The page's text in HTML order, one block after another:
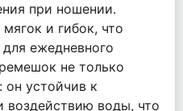
при ношении.
и гибок, что
ежедневного
не только
он устойчив к
воздействию воды, что